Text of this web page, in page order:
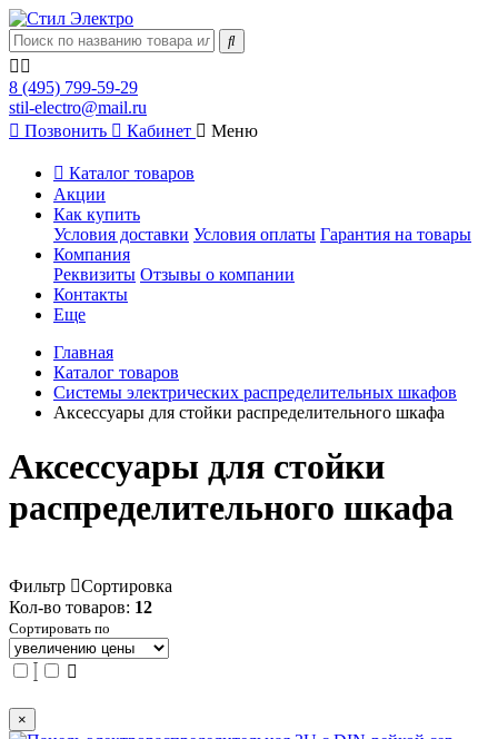
8 (495) 799-59-29
stil-electro@mail.ru
Позвонить
Кабинет Меню
Каталог товаров
Акции
Как купить
Условия доставки Условия оплаты Гарантия на товары
Компания
Реквизиты Отзывы о компании
Контакты
Еще
Главная
Каталог товаров
Системы электрических распределительных шкафов
Аксессуары для стойки распределительного шкафа
Аксессуары для стойки
распределительного шкафа
Фильтр
Сортировка
Кол-во товаров: 12
Сортировать по
×